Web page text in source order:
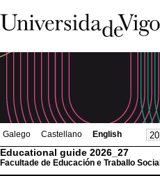
Galego Castellano English
Educational guide 2026_27
Facultade de Educación e Traballo Social